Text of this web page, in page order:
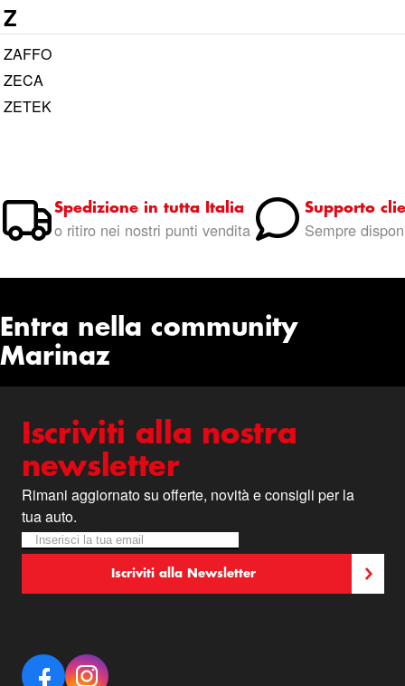
Z
ZAFFO
ZECA
ZETEK
Spedizione in tutta Italia
o ritiro nei nostri punti vendita
Supporto
Sempre
Entra nella community
Marinaz
Iscriviti alla nostra
newsletter
Rimani aggiornato su offerte, novità e consigli per la
tua auto.
Newsletter
Iscriviti alla nostra Newsletter:
Iscriviti alla Newsletter